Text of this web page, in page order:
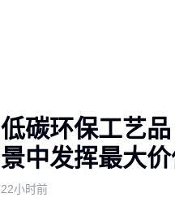
低碳环保工艺
景中发挥最大价
22小时前